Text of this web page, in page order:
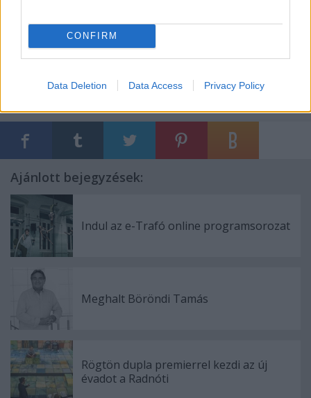
CONFIRM
Data Deletion Data Access Privacy Policy
Eredeti cikk
Ajánlott bejegyzések:
Indul az e-Trafó online programsorozat
Meghalt Böröndi Tamás
Rögtön dupla premierrel kezdi az új
évadot a Radnóti